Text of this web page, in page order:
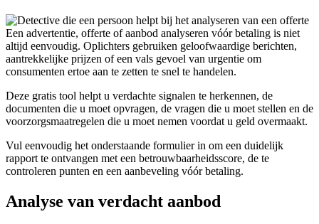
Een advertentie, offerte of aanbod analyseren vóór betaling is niet
altijd eenvoudig. Oplichters gebruiken geloofwaardige berichten,
aantrekkelijke prijzen of een vals gevoel van urgentie om
consumenten ertoe aan te zetten te snel te handelen.
Deze gratis tool helpt u verdachte signalen te herkennen, de
documenten die u moet opvragen, de vragen die u moet stellen en de
voorzorgsmaatregelen die u moet nemen voordat u geld overmaakt.
Vul eenvoudig het onderstaande formulier in om een duidelijk
rapport te ontvangen met een betrouwbaarheidsscore, de te
controleren punten en een aanbeveling vóór betaling.
Analyse van verdacht aanbod